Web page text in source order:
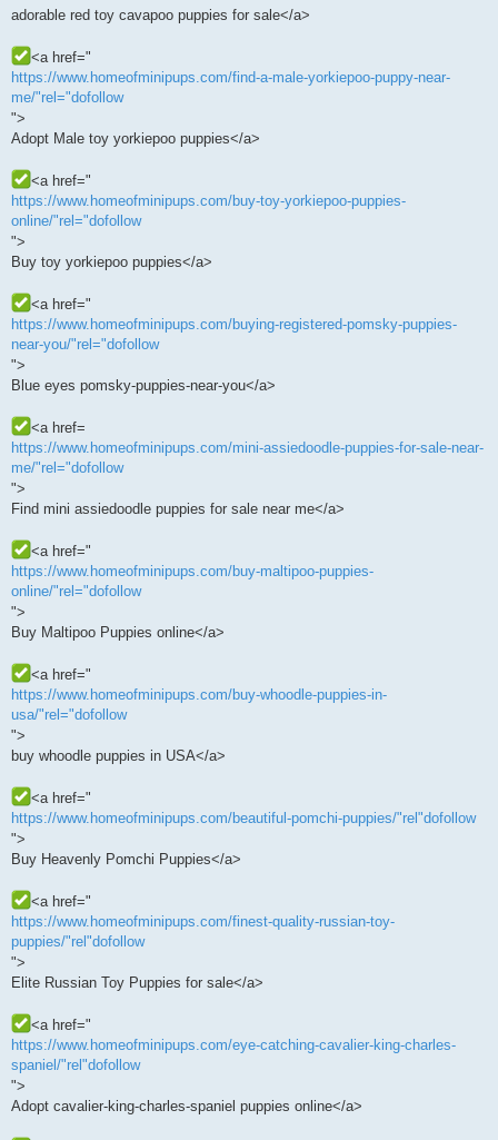
adorable red toy cavapoo puppies for sale</a>
<a href="
https://www.homeofminipups.com/find-a-male-yorkiepoo-puppy-near-
me/"rel="dofollow
">
Adopt Male toy yorkiepoo puppies</a>
<a href="
https://www.homeofminipups.com/buy-toy-yorkiepoo-puppies-
online/"rel="dofollow
">
Buy toy yorkiepoo puppies</a>
<a href="
https://www.homeofminipups.com/buying-registered-pomsky-puppies-
near-you/"rel="dofollow
">
Blue eyes pomsky-puppies-near-you</a>
<a href=
https://www.homeofminipups.com/mini-assiedoodle-puppies-for-sale-near-
me/"rel="dofollow
">
Find mini assiedoodle puppies for sale near me</a>
<a href="
https://www.homeofminipups.com/buy-maltipoo-puppies-
online/"rel="dofollow
">
Buy Maltipoo Puppies online</a>
<a href="
https://www.homeofminipups.com/buy-whoodle-puppies-in-
usa/"rel="dofollow
">
buy whoodle puppies in USA</a>
<a href="
https://www.homeofminipups.com/beautiful-pomchi-puppies/"rel"dofollow
">
Buy Heavenly Pomchi Puppies</a>
<a href="
https://www.homeofminipups.com/finest-quality-russian-toy-
puppies/"rel"dofollow
">
Elite Russian Toy Puppies for sale</a>
<a href="
https://www.homeofminipups.com/eye-catching-cavalier-king-charles-
spaniel/"rel"dofollow
">
Adopt cavalier-king-charles-spaniel puppies online</a>